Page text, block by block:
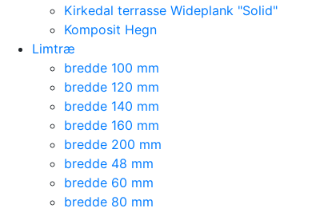
Kirkedal terrasse Wideplank "Solid"
Komposit Hegn
Limtræ
bredde 100 mm
bredde 120 mm
bredde 140 mm
bredde 160 mm
bredde 200 mm
bredde 48 mm
bredde 60 mm
bredde 80 mm